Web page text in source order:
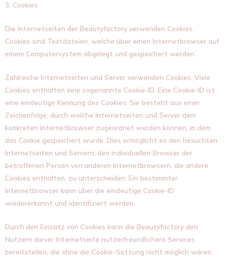
3. Cookies
Die Internetseiten der Beautyfactory verwenden Cookies.
Cookies sind Textdateien, welche über einen Internetbrowser auf
einem Computersystem abgelegt und gespeichert werden.
Zahlreiche Internetseiten und Server verwenden Cookies. Viele
Cookies enthalten eine sogenannte Cookie-ID. Eine Cookie-ID ist
eine eindeutige Kennung des Cookies. Sie besteht aus einer
Zeichenfolge, durch welche Internetseiten und Server dem
konkreten Internetbrowser zugeordnet werden können, in dem
das Cookie gespeichert wurde. Dies ermöglicht es den besuchten
Internetseiten und Servern, den individuellen Browser der
betroffenen Person von anderen Internetbrowsern, die andere
Cookies enthalten, zu unterscheiden. Ein bestimmter
Internetbrowser kann über die eindeutige Cookie-ID
wiedererkannt und identifiziert werden.
Durch den Einsatz von Cookies kann die Beautyfactory den
Nutzern dieser Internetseite nutzerfreundlichere Services
bereitstellen, die ohne die Cookie-Setzung nicht möglich wären.